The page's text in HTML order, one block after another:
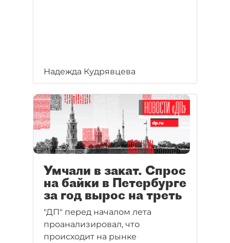
Надежда Кудрявцева
Умчали в закат. Спрос
на байки в Петербурге
за год вырос на треть
"ДП" перед началом лета
проанализировал, что
происходит на рынке